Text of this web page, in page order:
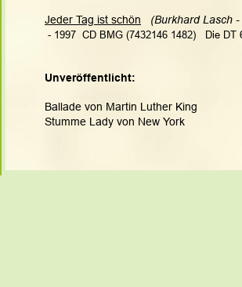
Jeder Tag ist schön
(Burkhard Lasch
- 1997  CD BMG (7432146 1482)   Die DT
Unveröffentlicht:
Ballade von Martin Luther King
Stumme Lady von New York